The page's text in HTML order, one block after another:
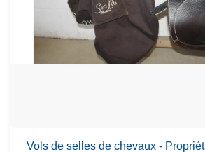
Vols de selles de chevaux -